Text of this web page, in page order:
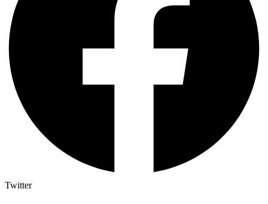
Twitter